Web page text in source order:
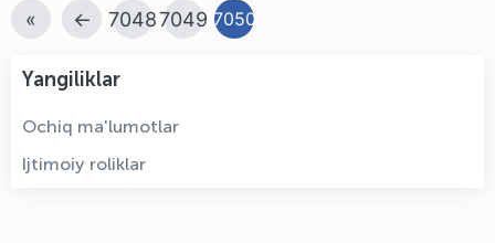
« ← 70487049 7050
Yangiliklar
Ochiq ma'lumotlar
Ijtimoiy roliklar